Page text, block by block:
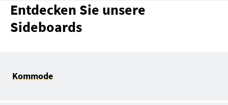
Entdecken Sie unsere
Sideboards
Kommode